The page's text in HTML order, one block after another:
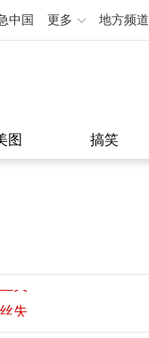
中国 更多 地方频道
图 搞笑
失
失